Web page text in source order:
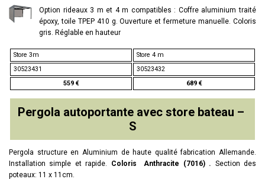
Option rideaux 3 m et 4 m compatibles : Coffre aluminium traité
époxy, toile TPEP 410 g. Ouverture et fermeture manuelle. Coloris
gris. Réglable en hauteur
Store 3m
Store 4 m
30523431
30523432
559 €
689 €
Pergola autoportante avec store bateau –
S
Pergola structure en Aluminium de haute qualité fabrication Allemande.
Installation simple et rapide. Coloris Anthracite (7016) . Section des
poteaux: 11 x 11cm.